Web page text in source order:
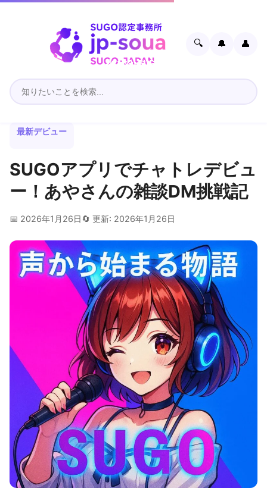
🔍 🔔 👤
最新デビュー
SUGOアプリでチャトレデビュ
ー！あやさんの雑談DM挑戦記
📅 2026年1月26日 🔄 更新: 2026年1月26日